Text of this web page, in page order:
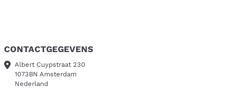
CONTACTGEGEVENS
Albert Cuypstraat 230
1073BN Amsterdam
Nederland